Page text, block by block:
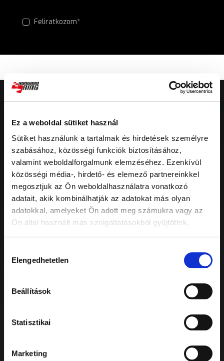
Ez a weboldal sütiket használ
Sütiket használunk a tartalmak és hirdetések személyre
szabásához, közösségi funkciók biztosításához,
valamint weboldalforgalmunk elemzéséhez. Ezenkívül
közösségi média-, hirdető- és elemező partnereinkkel
megosztjuk az Ön weboldalhasználatra vonatkozó
adatait, akik kombinálhatják az adatokat más olyan
adatokkal, amelyeket Ön adott meg számukra vagy az
Ön által használt más szolgáltatásokból gyűjtöttek.
kiválasztása
Elengedhetetlen
Beállítások
Statisztikai
Marketing
Feliratkozom*
Rólunk
A pálya története
Társadalmi szerepvállalás
Misszió
Karrier